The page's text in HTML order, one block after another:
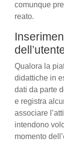
comunque
reato.
Qualora la
didattiche in
dati da parte
e registra
associare
intendono
momento